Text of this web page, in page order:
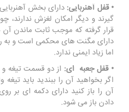
• قفل آهنربایی: دارای بخش
گیرند و دیگر امکان لغزش ندارند،
قرار گرفته که موجب ثابت ماندن
دارای مگنت های محکمی است و به
اما زیاد ایمنی ندارد.
• قفل جعبه ای: از دو قسمت تیغه
اگر بخواهید آن را ببندید باید
آن را باز کنید دارای دکمه ای بر
دادن باز می شود.